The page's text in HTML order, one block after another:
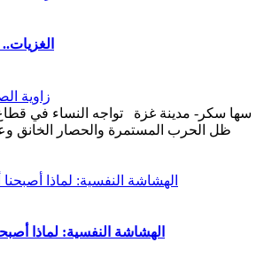
زاوية
سها سكر- مدينة غزة تواجه النساء في
ظل الحرب المستمرة والحصار الخانق
الهشاشة النفسية: لماذا